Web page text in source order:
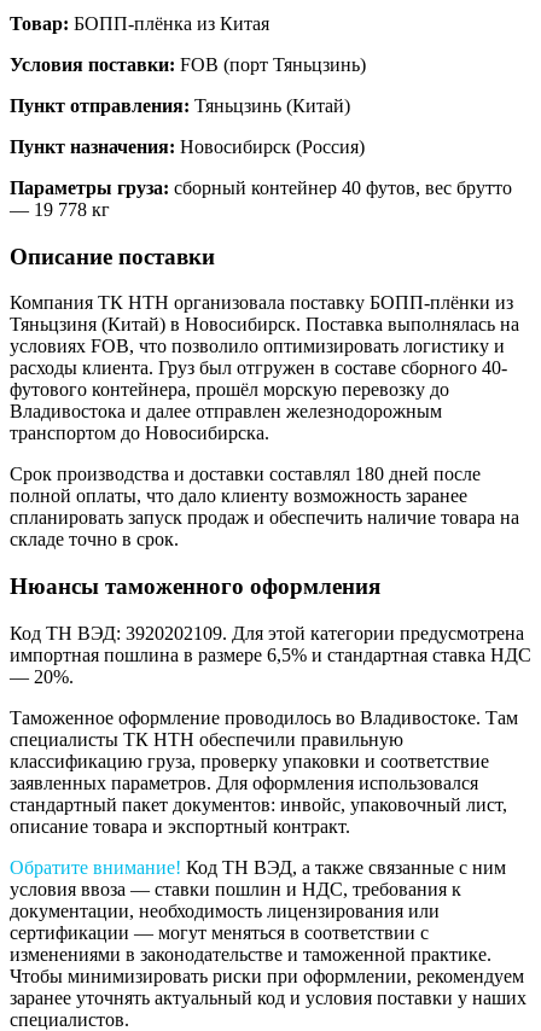
Товар: БОПП-плёнка из Китая
Условия поставки: FOB (порт Тяньцзинь)
Пункт отправления: Тяньцзинь (Китай)
Пункт назначения: Новосибирск (Россия)
Параметры груза: сборный контейнер 40 футов, вес брутто
— 19 778 кг
Описание поставки
Компания ТК НТН организовала поставку БОПП-плёнки из
Тяньцзиня (Китай) в Новосибирск. Поставка выполнялась на
условиях FOB, что позволило оптимизировать логистику и
расходы клиента. Груз был отгружен в составе сборного 40-
футового контейнера, прошёл морскую перевозку до
Владивостока и далее отправлен железнодорожным
транспортом до Новосибирска.
Срок производства и доставки составлял 180 дней после
полной оплаты, что дало клиенту возможность заранее
спланировать запуск продаж и обеспечить наличие товара на
складе точно в срок.
Нюансы таможенного оформления
Код ТН ВЭД: 3920202109. Для этой категории предусмотрена
импортная пошлина в размере 6,5% и стандартная ставка НДС
— 20%.
Таможенное оформление проводилось во Владивостоке. Там
специалисты ТК НТН обеспечили правильную
классификацию груза, проверку упаковки и соответствие
заявленных параметров. Для оформления использовался
стандартный пакет документов: инвойс, упаковочный лист,
описание товара и экспортный контракт.
Обратите внимание! Код ТН ВЭД, а также связанные с ним
условия ввоза — ставки пошлин и НДС, требования к
документации, необходимость лицензирования или
сертификации — могут меняться в соответствии с
изменениями в законодательстве и таможенной практике.
Чтобы минимизировать риски при оформлении, рекомендуем
заранее уточнять актуальный код и условия поставки у наших
специалистов.